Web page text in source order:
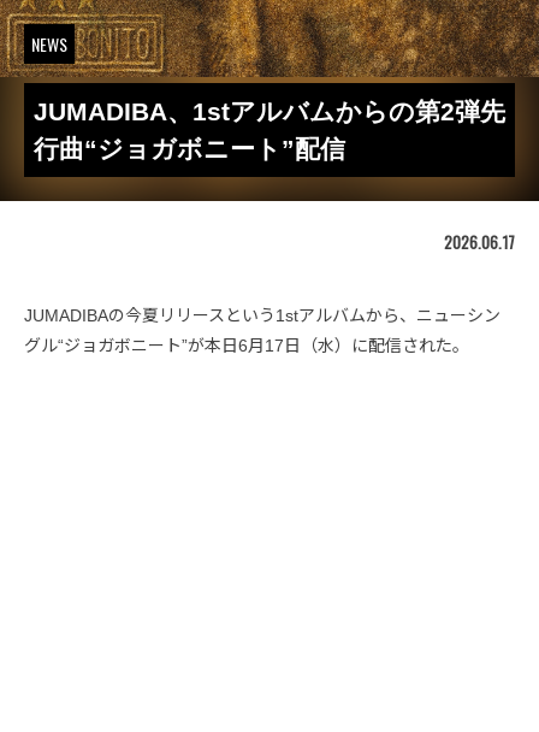
NEWS
JUMADIBA、1stアルバムからの第2弾先
行曲“ジョガボニート”配信
2026.06.17
JUMADIBAの今夏リリースという1stアルバムから、ニューシン
グル“ジョガボニート”が本日6月17日（水）に配信された。